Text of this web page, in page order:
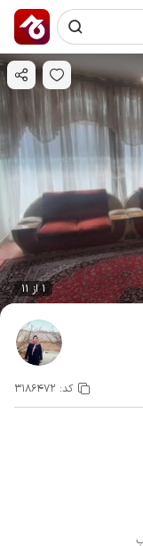
1 از 11
کد: 3186472